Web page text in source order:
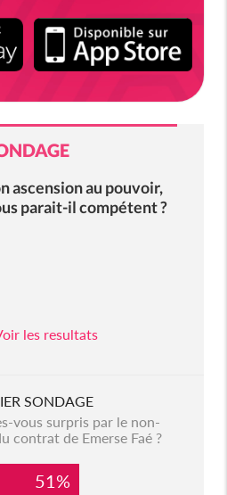
ascension au pouvoir,
parait-il compétent ?
les resultats
SONDAGE
vous surpris par le non-
contrat de Emerse Faé ?
51%